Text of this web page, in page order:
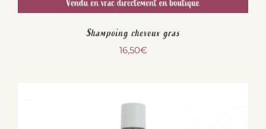
Shampoing cheveux gras
16,50€